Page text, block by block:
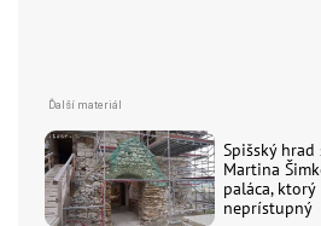
Spišský
Martina
paláca,
neprístupný